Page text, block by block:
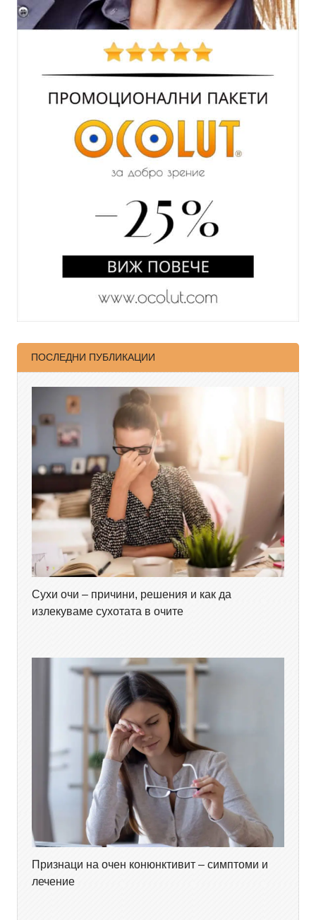
ПОСЛЕДНИ ПУБЛИКАЦИИ
Сухи очи – причини, решения и как да
излекуваме сухотата в очите
Признаци на очен конюнктивит – симптоми и
лечение